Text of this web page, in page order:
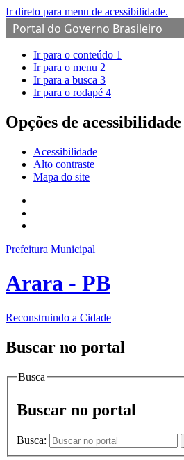
Ir direto para menu de acessibilidade.
Portal do Governo Brasileiro
Ir para o conteúdo 1
Ir para o menu 2
Ir para a busca 3
Ir para o rodapé 4
Opções de acessibilidade
Acessibilidade
Alto contraste
Mapa do site
Prefeitura Municipal
Arara - PB
Reconstruindo a Cidade
Buscar no portal
Busca
Buscar no portal
Busca: